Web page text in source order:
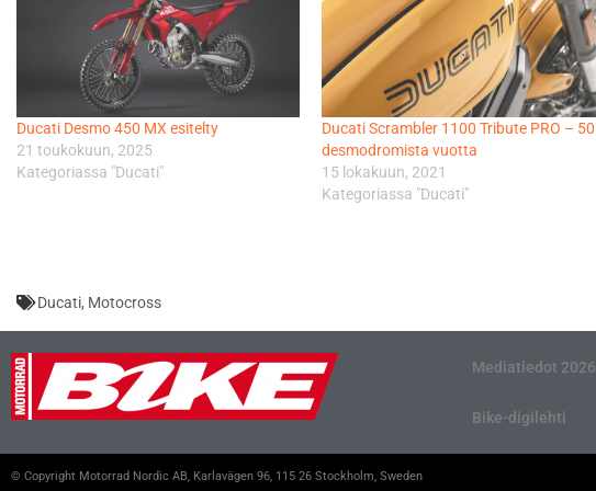
Ducati Desmo 450 MX esitelty
21 toukokuun, 2025
Kategoriassa "Ducati"
Ducati Scrambler 1100 Tribute PRO – 50
desmodromista vuotta
15 lokakuun, 2021
Kategoriassa "Ducati"
Ducati, Motocross
Mediatiedot 2026
Bike-digilehti
© Copyright Motorrad Nordic AB, Karlavägen 96, 115 26 Stockholm, Sweden